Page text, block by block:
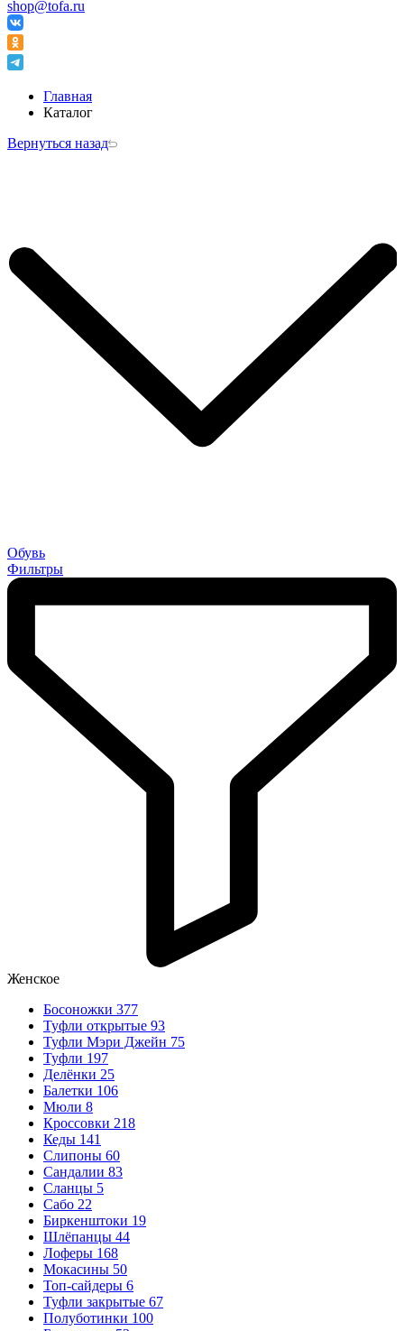
shop@tofa.ru
Главная
Каталог
Вернуться назад
Обувь
Фильтры
Женское
Босоножки 377
Туфли открытые 93
Туфли Мэри Джейн 75
Туфли 197
Делёнки 25
Балетки 106
Мюли 8
Кроссовки 218
Кеды 141
Слипоны 60
Сандалии 83
Сланцы 5
Сабо 22
Биркенштоки 19
Шлёпанцы 44
Лоферы 168
Мокасины 50
Топ-сайдеры 6
Туфли закрытые 67
Полуботинки 100